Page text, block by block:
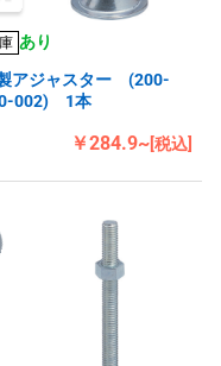
あり
アジャスター (200-
002) 1本
￥284.9~[税込]